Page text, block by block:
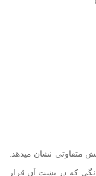
متفاوتی نشان میدهد.
رنگی‌ که در پشت آن قرار